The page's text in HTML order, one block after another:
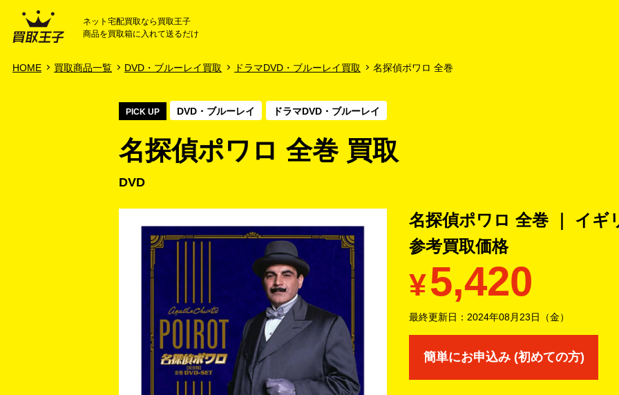
HOME
ネット宅配買取なら買取王子
商品を買取箱に入れて送るだけ
HOME 買取商品一覧 DVD・ブルーレイ買取 ドラマDVD・ブルーレイ買取 名探偵ポワロ 全巻
PICK UP DVD・ブルーレイ ドラマDVD・ブルーレイ
名探偵ポワロ 全巻 買取
DVD
名探偵ポワロ 全巻 ｜ イギ
参考買取価格
¥5,420
最終更新日： 2024年08月23日（金）
簡単にお申込み (初めての方)